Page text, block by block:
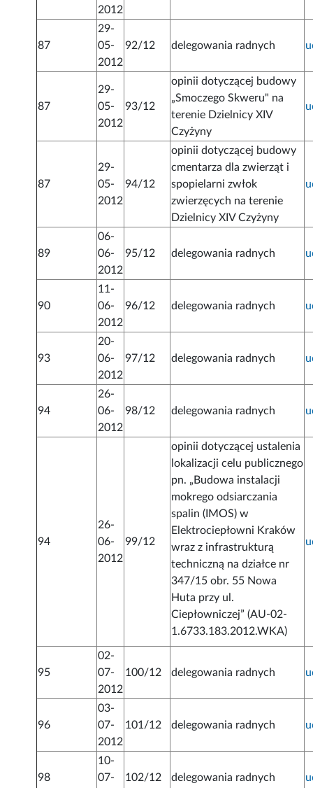
2012
87
29-
05-
2012
92/12 delegowania radnych
87
29-
05-
2012
93/12
opinii dotyczącej budowy
„Smoczego Skweru" na
terenie Dzielnicy XIV
Czyżyny
87
29-
05-
2012
94/12
opinii dotyczącej budowy
cmentarza dla zwierząt i
spopielarni zwłok
zwierzęcych na terenie
Dzielnicy XIV Czyżyny
89
06-
06-
2012
95/12 delegowania radnych
90
11-
06-
2012
96/12 delegowania radnych
93
20-
06-
2012
97/12 delegowania radnych
94
26-
06-
2012
98/12 delegowania radnych
94
26-
06-
2012
99/12
opinii dotyczącej ustalenia
lokalizacji celu publicznego
pn. „Budowa instalacji
mokrego odsiarczania
spalin (IMOS) w
Elektrociepłowni Kraków
wraz z infrastrukturą
techniczną na działce nr
347/15 obr. 55 Nowa
Huta przy ul.
Ciepłowniczej” (AU-02-
1.6733.183.2012.WKA)
95
02-
07-
2012
100/12 delegowania radnych
96
03-
07-
2012
101/12 delegowania radnych
98
10-
07-
102/12 delegowania radnych